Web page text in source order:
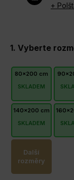
+
80x200 cm
SKLADEM
140x200 cm
SKLADEM
Další
rozměry